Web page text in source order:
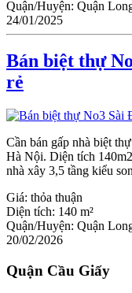
Quận/Huyện: Quận
24/01/2025
Bán biệt thự
rẻ
Cần bán gấp nhà biệt
Hà Nội. Diện tích
nhà xây 3,5 tầng kiểu
Giá: thỏa thuận
Diện tích: 140 m²
Quận/Huyện: Quận
20/02/2026
Quận Cầu Giấy